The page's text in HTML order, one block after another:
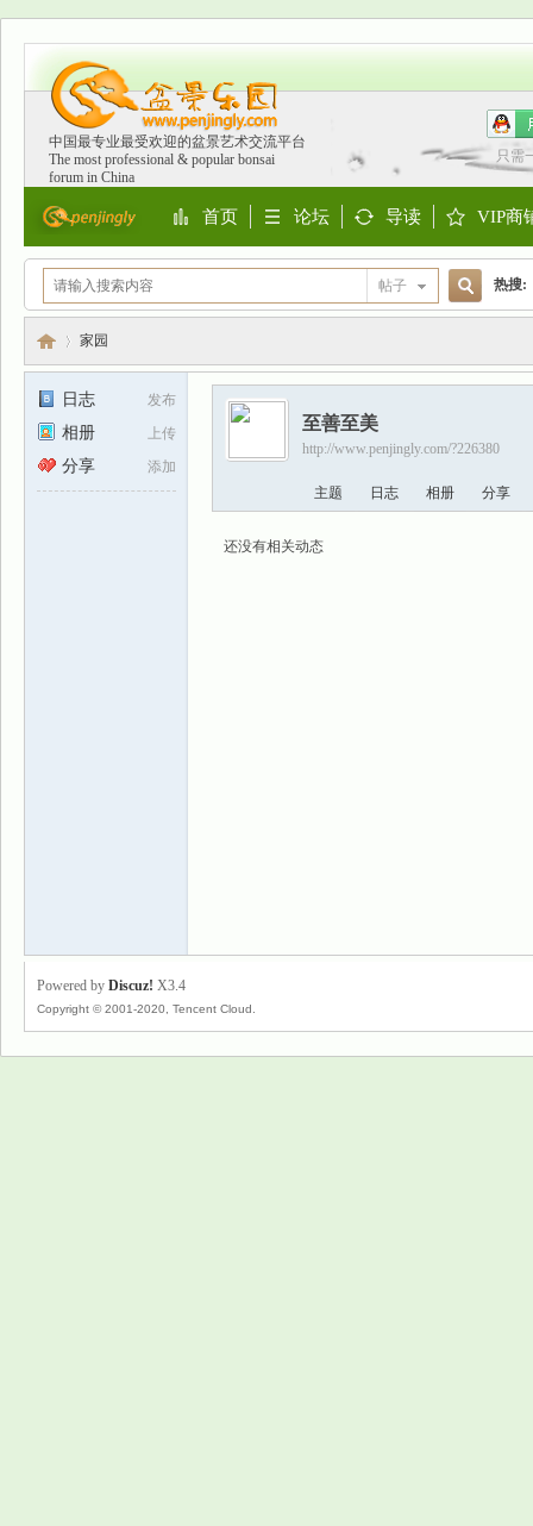
中国最专业最受欢迎的盆景艺术交流平台
The most professional & popular bonsai
forum in China
只需
首页 论坛 导读 VIP商
帖子
搜
热搜:
盆
家园
发布
日志
上传
相册
添加
分享
至善至美
http://www.penjingly.com/?226380
主题 日志 相册 分享
还没有相关动态
Powered by Discuz! X3.4
Copyright © 2001-2020, Tencent Cloud.